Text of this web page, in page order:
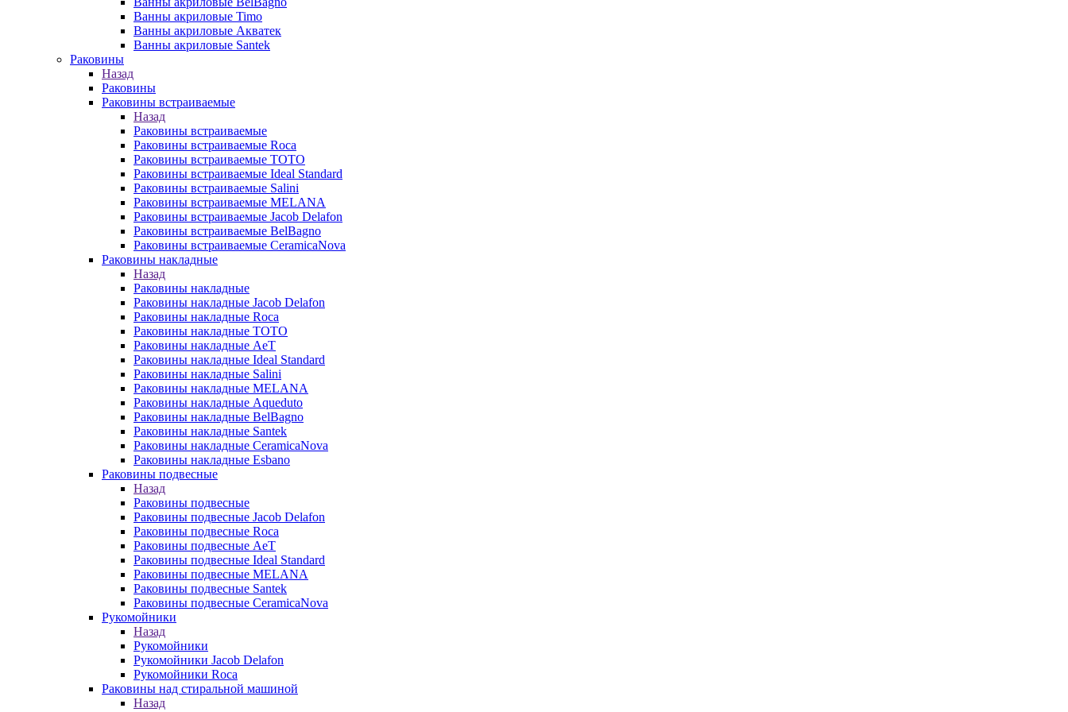
Ванны акриловые Timo
Ванны акриловые Акватек
Ванны акриловые Santek
Раковины
Назад
Раковины
Раковины встраиваемые
Назад
Раковины встраиваемые
Раковины встраиваемые Roca
Раковины встраиваемые TOTO
Раковины встраиваемые Ideal Standard
Раковины встраиваемые Salini
Раковины встраиваемые MELANA
Раковины встраиваемые Jacob Delafon
Раковины встраиваемые BelBagno
Раковины встраиваемые CeramicaNova
Раковины накладные
Назад
Раковины накладные
Раковины накладные Jacob Delafon
Раковины накладные Roca
Раковины накладные TOTO
Раковины накладные AeT
Раковины накладные Ideal Standard
Раковины накладные Salini
Раковины накладные MELANA
Раковины накладные Aqueduto
Раковины накладные BelBagno
Раковины накладные Santek
Раковины накладные CeramicaNova
Раковины накладные Esbano
Раковины подвесные
Назад
Раковины подвесные
Раковины подвесные Jacob Delafon
Раковины подвесные Roca
Раковины подвесные AeT
Раковины подвесные Ideal Standard
Раковины подвесные MELANA
Раковины подвесные Santek
Раковины подвесные CeramicaNova
Рукомойники
Назад
Рукомойники
Рукомойники Jacob Delafon
Рукомойники Roca
Раковины над стиральной машиной
Назад